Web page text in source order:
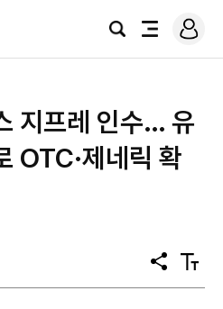
검
전
로
그
지프레 인수… 유
OTC·제네릭 확
공
유
텍
스